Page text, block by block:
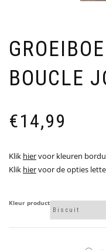
BOUCLE
€14,99
Klik hiervoor kleuren
Klik hiervoor de opties
Kleur product